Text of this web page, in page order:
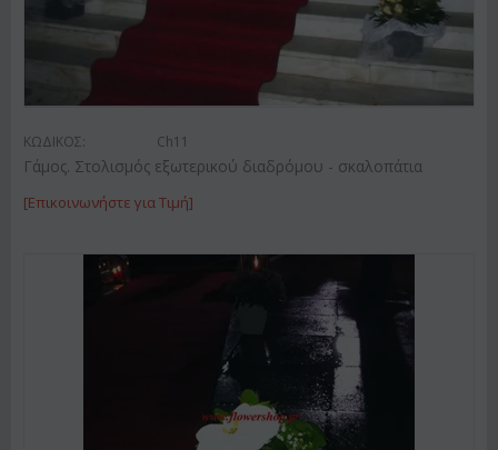
ΚΩΔΙΚΟΣ: Ch11
Γάμος. Στολισμός εξωτερικού διαδρόμου - σκαλοπάτια
[Επικοινωνήστε για Τιμή]